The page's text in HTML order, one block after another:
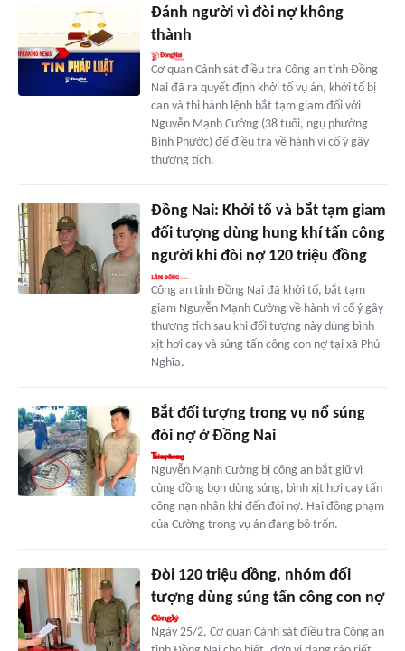
Đánh người vì đòi nợ không
thành
Cơ quan Cảnh sát điều tra Công an tỉnh Đồng
Nai đã ra quyết định khởi tố vụ án, khởi tố bị
can và thi hành lệnh bắt tạm giam đối với
Nguyễn Mạnh Cường (38 tuổi, ngụ phường
Bình Phước) để điều tra về hành vi cố ý gây
thương tích.
Đồng Nai: Khởi tố và bắt tạm giam
đối tượng dùng hung khí tấn công
người khi đòi nợ 120 triệu đồng
Công an tỉnh Đồng Nai đã khởi tố, bắt tạm
giam Nguyễn Mạnh Cường về hành vi cố ý gây
thương tích sau khi đối tượng này dùng bình
xịt hơi cay và súng tấn công con nợ tại xã Phú
Nghĩa.
Bắt đối tượng trong vụ nổ súng
đòi nợ ở Đồng Nai
Nguyễn Mạnh Cường bị công an bắt giữ vì
cùng đồng bọn dùng súng, bình xịt hơi cay tấn
công nạn nhân khi đến đòi nợ. Hai đồng phạm
của Cường trong vụ án đang bỏ trốn.
Đòi 120 triệu đồng, nhóm đối
tượng dùng súng tấn công con nợ
Ngày 25/2, Cơ quan Cảnh sát điều tra Công an